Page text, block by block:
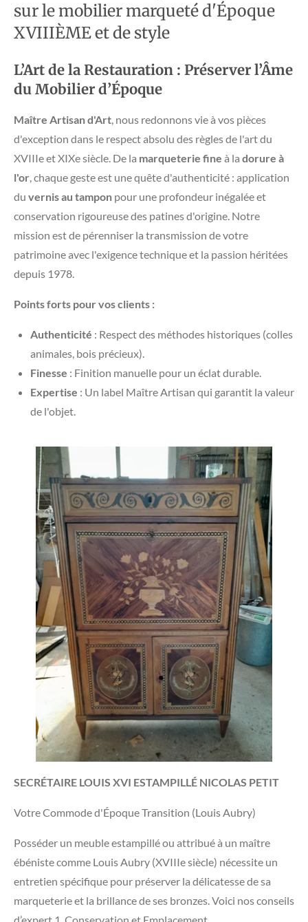
sur le mobilier marqueté d'Époque
XVIIIÈME et de style
L’Art de la Restauration : Préserver l’Âme
du Mobilier d’Époque
Maître Artisan d'Art, nous redonnons vie à vos pièces
d'exception dans le respect absolu des règles de l'art du
XVIIIe et XIXe siècle. De la marqueterie fine à la dorure à
l'or, chaque geste est une quête d'authenticité : application
du vernis au tampon pour une profondeur inégalée et
conservation rigoureuse des patines d'origine. Notre
mission est de pérenniser la transmission de votre
patrimoine avec l'exigence technique et la passion héritées
depuis 1978.
Points forts pour vos clients :
Authenticité : Respect des méthodes historiques (colles
animales, bois précieux).
Finesse : Finition manuelle pour un éclat durable.
Expertise : Un label Maître Artisan qui garantit la valeur
de l'objet.
SECRÉTAIRE LOUIS XVI ESTAMPILLÉ NICOLAS PETIT
Votre Commode d'Époque Transition (Louis Aubry)
​Posséder un meuble estampillé ou attribué à un maître
ébéniste comme Louis Aubry (XVIIIe siècle) nécessite un
entretien spécifique pour préserver la délicatesse de sa
marqueterie et la brillance de ses bronzes. Voici nos conseils